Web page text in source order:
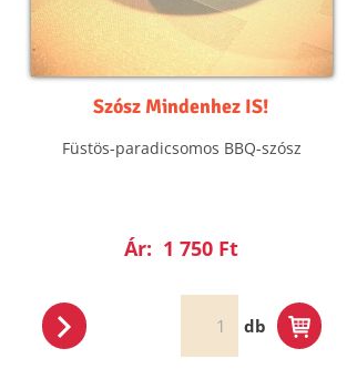
Szósz Mindenhez IS!
Füstös-paradicsomos BBQ-szósz
Ár: 1 750 Ft
db